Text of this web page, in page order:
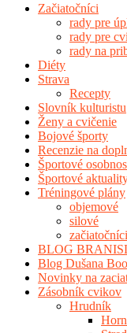
Začiatočníci
rady pre
rady pre
rady na
Diéty
Strava
Recepty
Slovník kulturistu
Ženy a cvičenie
Bojové športy
Recenzie na
Športové
Športové
Tréningové plány
objemové
silové
začiatočníci
BLOG
Blog Dušana
Novinky na
Zásobník cvikov
Hrudník